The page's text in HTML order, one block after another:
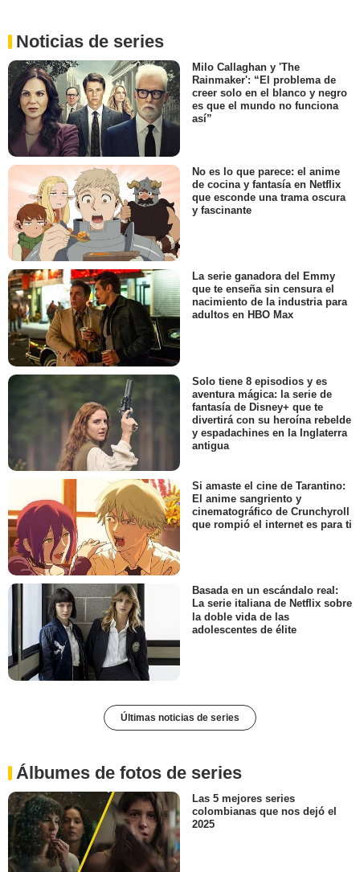
Noticias de series
Milo Callaghan y 'The
Rainmaker': “El problema de
creer solo en el blanco y negro
es que el mundo no funciona
así”
No es lo que parece: el anime
de cocina y fantasía en Netflix
que esconde una trama oscura
y fascinante
La serie ganadora del Emmy
que te enseña sin censura el
nacimiento de la industria para
adultos en HBO Max
Solo tiene 8 episodios y es
aventura mágica: la serie de
fantasía de Disney+ que te
divertirá con su heroína rebelde
y espadachines en la Inglaterra
antigua
Si amaste el cine de Tarantino:
El anime sangriento y
cinematográfico de Crunchyroll
que rompió el internet es para ti
Basada en un escándalo real:
La serie italiana de Netflix sobre
la doble vida de las
adolescentes de élite
Últimas noticias de series
Álbumes de fotos de series
Las 5 mejores series
colombianas que nos dejó el
2025